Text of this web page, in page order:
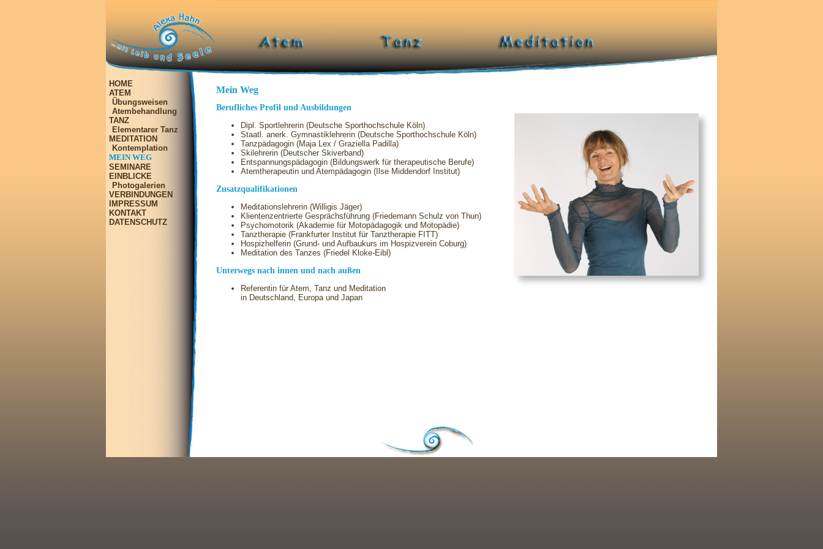
HOME
ATEM
Übungsweisen
Atembehandlung
TANZ
Elementarer Tanz
MEDITATION
Kontemplation
MEIN WEG
SEMINARE
EINBLICKE
Photogalerien
VERBINDUNGEN
IMPRESSUM
KONTAKT
DATENSCHUTZ
Mein Weg
Berufliches Profil und Ausbildungen
Dipl. Sportlehrerin (Deutsche Sporthochschule Köln)
Staatl. anerk. Gymnastiklehrerin (Deutsche Sporthochschule Köln)
Tanzpädagogin (Maja Lex / Graziella Padilla)
Skilehrerin (Deutscher Skiverband)
Entspannungspädagogin (Bildungswerk für therapeutische Berufe)
Atemtherapeutin und Atempädagogin (Ilse Middendorf Institut)
Zusatzqualifikationen
Meditationslehrerin (Willigis Jäger)
Klientenzentrierte Gesprächsführung (Friedemann Schulz von Thun)
Psychomotorik (Akademie für Motopädagogik und Motopädie)
Tanztherapie (Frankfurter Institut für Tanztherapie FITT)
Hospizhelferin (Grund- und Aufbaukurs im Hospizverein Coburg)
Meditation des Tanzes (Friedel Kloke-Eibl)
Unterwegs nach innen und nach außen
Referentin für Atem, Tanz und Meditation
in Deutschland, Europa und Japan